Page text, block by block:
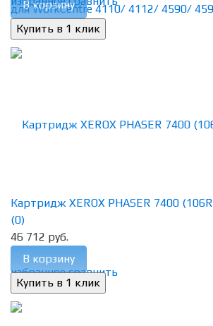
В корзину
избранное сравнить
Картридж XEROX PHASER 7400
(0)
46 712 руб.
В корзину